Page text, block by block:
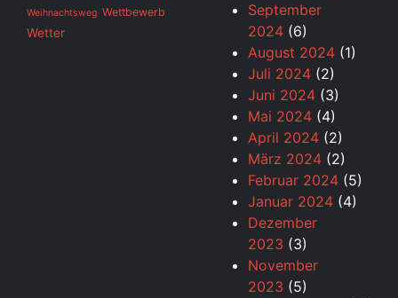
Weihnachtsweg Wettbewerb
Wetter
September
2024 (6)
August 2024 (1)
Juli 2024 (2)
Juni 2024 (3)
Mai 2024 (4)
April 2024 (2)
März 2024 (2)
Februar 2024 (5)
Januar 2024 (4)
Dezember
2023 (3)
November
2023 (5)